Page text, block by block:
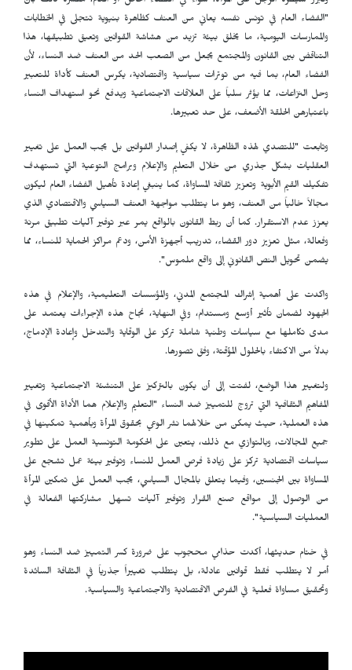
"الفضاء العام في تونس نفسه يعاني من العنف كظاهرة بنيوية تتجلى في الخطابات
والممارسات اليومية، ما يخلق بيئة تزيد من هشاشة القوانين وتعيق تطبيقها، هذا
التناقض بين القانون والمجتمع يجعل من الصعب الحد من العنف ضد النساء، لأن
الفضاء العام، بما فيه من توترات سياسية واقتصادية، يكرس العنف كأداة للتعبير
وحل النزاعات، مما يؤثر سلباً على العلاقات الاجتماعية ويدفع نحو استهداف النساء
باعتبارهن الحلقة الأضعف، على حد تعبيرها.
وتابعت "للتصدي لهذه الظاهرة، لا يكفي إصدار القوانين بل يجب العمل على تغيير
العقليات بشكل جذري من خلال التعليم والإعلام وبرامج التوعية التي تستهدف
تفكيك القيم الأبوية وتعزيز ثقافة المساواة، كما ينبغي إعادة تأهيل الفضاء العام ليكون
مجالاً خالياً من العنف، وهو ما يتطلب مواجهة العنف السياسي والاقتصادي الذي
يعزز عدم الاستقرار. كما أن ربط القانون بالواقع يمر عبر توفير آليات تطبيق مرنة
وفعالة، مثل تعزيز دور القضاء، تدريب أجهزة الأمن، ودعم مراكز الحماية للنساء، مما
يضمن تحويل النص القانوني إلى واقع ملموس".
واكدت على أهمية إشراك المجتمع المدني، والمؤسسات التعليمية، والإعلام في هذه
الجهود لضمان تأثير أوسع ومستدام، وفي النهاية، نجاح هذه الإجراءات يعتمد على
مدى تكاملها مع سياسات وطنية شاملة تركز على الوقاية والتدخل وإعادة الإدماج،
بدلاً من الاكتفاء بالحلول المؤقتة، وفق تصورها.
ولتغيير هذا الوضع، لفتت إلى أن يكون بالتركيز على التنشئة الاجتماعية وتغيير
المفاهيم الثقافية التي تروج للتمييز ضد النساء "التعليم والإعلام هما الأداة الأقوى في
هذه العملية، حيث يمكن من خلالهما نشر الوعي بحقوق المرأة وبأهمية تمكينها في
جميع المجالات، وبالتوازي مع ذلك، يتعين على الحكومة التونسية العمل على تطوير
سياسات اقتصادية تركز على زيادة فرص العمل للنساء وتوفير بيئة عمل تشجع على
المساواة بين الجنسين، وفيما يتعلق بالمجال السياسي، يجب العمل على تمكين المرأة
من الوصول إلى مواقع صنع القرار وتوفير آليات تسهل مشاركتها الفعالة في
العمليات السياسية".
في ختام حديثها، أكدت حذامي محجوب على ضرورة كسر التمييز ضد النساء وهو
أمر لا يتطلب فقط قوانين عادلة، بل يتطلب تغييراً جذرياً في الثقافة السائدة
وتحقيق مساواة فعلية في الفرص الاقتصادية والاجتماعية والسياسية.